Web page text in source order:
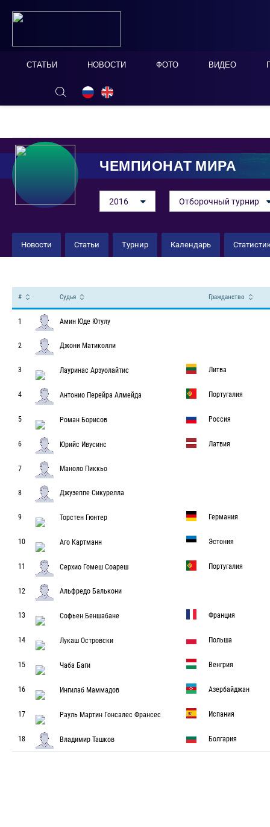
СТАТЬИ НОВОСТИ ФОТО ВИДЕО
ОНЛАЙН ТАБЛО СКРЫТЬ
ЧЕМПИОНАТ МИРА
2016 Отборочный турнир
Новости Статьи Турнир Календарь
# Судья Гражданство
1 Амин Юде Ютулу
2 Джони Матиколли
3 Лауринас Арзуолайтис Литва
4 Антонио Перейра Алмейда Португалия
5 Роман Борисов Россия
6 Юрийс Ивусинс Латвия
7 Маноло Пиккьо
8 Джузеппе Сикурелла
9 Торстен Гюнтер Германия
10 Аго Картманн Эстония
11 Серхио Гомеш Соареш Португалия
12 Альфредо Балькони
13 Софьен Беншабане Франция
14 Лукаш Островски Польша
15 Чаба Баги Венгрия
16 Ингилаб Маммадов Азербайджан
17 Рауль Мартин Гонсалес Франсес Испания
18 Владимир Ташков Болгария